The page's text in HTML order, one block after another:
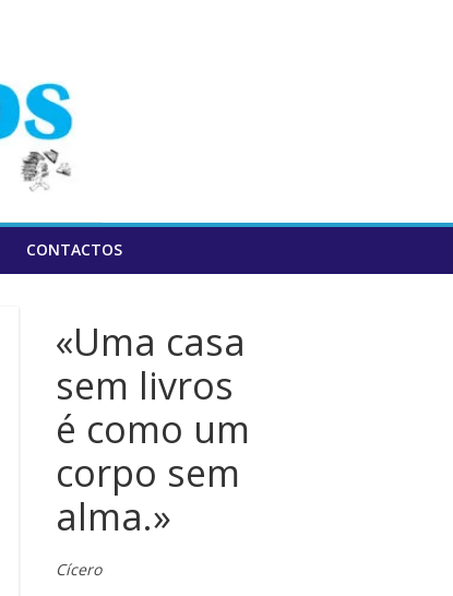
CONTACTOS
«Uma casa
sem livros
é como um
corpo sem
alma.»
Cícero